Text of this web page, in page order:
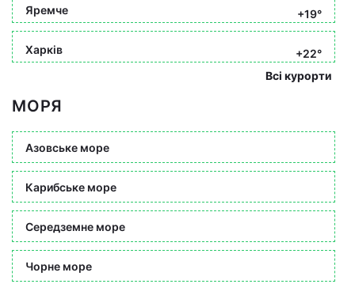
Яремче +19°
Харків
+22°
Всі курорти
МОРЯ
Азовське море
Карибське море
Середземне море
Чорне море